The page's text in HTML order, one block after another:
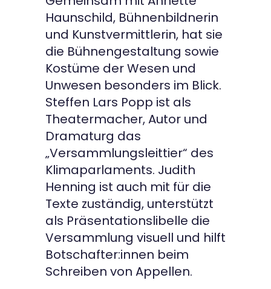
Haunschild, Bühnenbildnerin
und Kunstvermittlerin, hat sie
die Bühnengestaltung sowie
Kostüme der Wesen und
Unwesen besonders im Blick.
Steffen Lars Popp ist als
Theatermacher, Autor und
Dramaturg das
„Versammlungsleittier“ des
Klimaparlaments. Judith
Henning ist auch mit für die
Texte zuständig, unterstützt
als Präsentationslibelle die
Versammlung visuell und hilft
Botschafter:innen beim
Schreiben von Appellen.